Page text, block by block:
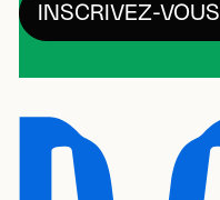
INSCRIVEZ-VOUS